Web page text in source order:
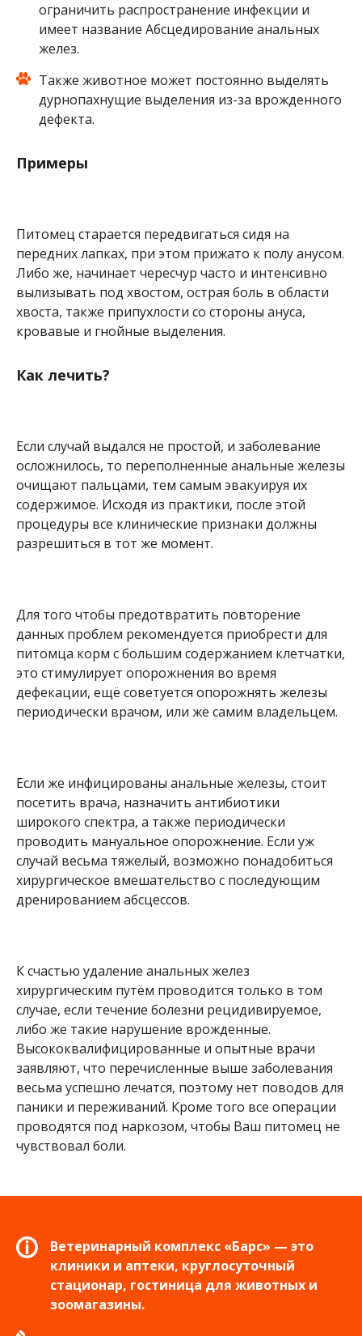
ограничить распространение инфекции и
имеет название Абсцедирование анальных
желез.
Также животное может постоянно выделять
дурнопахнущие выделения из-за врожденного
дефекта.
Примеры
Питомец старается передвигаться сидя на
передних лапках, при этом прижато к полу анусом.
Либо же, начинает чересчур часто и интенсивно
вылизывать под хвостом, острая боль в области
хвоста, также припухлости со стороны ануса,
кровавые и гнойные выделения.
Как лечить?
Если случай выдался не простой, и заболевание
осложнилось, то переполненные анальные железы
очищают пальцами, тем самым эвакуируя их
содержимое. Исходя из практики, после этой
процедуры все клинические признаки должны
разрешиться в тот же момент.
Для того чтобы предотвратить повторение
данных проблем рекомендуется приобрести для
питомца корм с большим содержанием клетчатки,
это стимулирует опорожнения во время
дефекации, ещё советуется опорожнять железы
периодически врачом, или же самим владельцем.
Если же инфицированы анальные железы, стоит
посетить врача, назначить антибиотики
широкого спектра, а также периодически
проводить мануальное опорожнение. Если уж
случай весьма тяжелый, возможно понадобиться
хирургическое вмешательство с последующим
дренированием абсцессов.
К счастью удаление анальных желез
хирургическим путём проводится только в том
случае, если течение болезни рецидивируемое,
либо же такие нарушение врожденные.
Высококвалифицированные и опытные врачи
заявляют, что перечисленные выше заболевания
весьма успешно лечатся, поэтому нет поводов для
паники и переживаний. Кроме того все операции
проводятся под наркозом, чтобы Ваш питомец не
чувствовал боли.
Ветеринарный комплекс «Барс» — это
клиники и аптеки, круглосуточный
стационар, гостиница для животных и
зоомагазины.